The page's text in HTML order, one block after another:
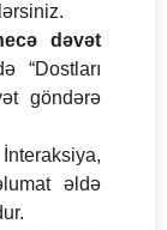
dəvət
“Dostları
göndərə
İnteraksiya,
əldə